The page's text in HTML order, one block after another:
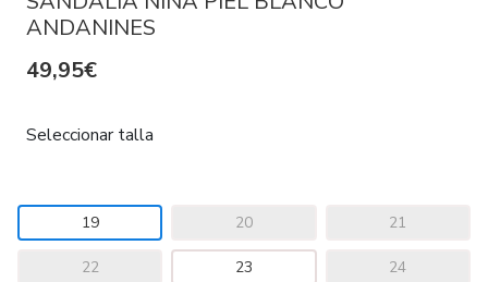
ANDANINES
49,95€
Seleccionar talla
19 20 21
22 23 24